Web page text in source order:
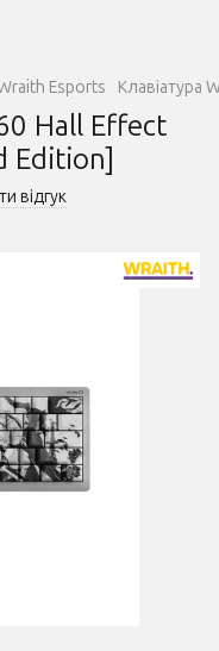
Esports Клавіатура
Hall Effect
Edition]
відгук